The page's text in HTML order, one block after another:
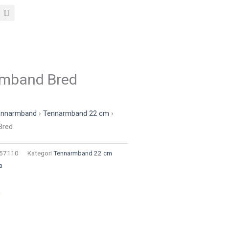
Bred
› Tennarmband 22 cm ›
KategoriTennarmband 22 cm